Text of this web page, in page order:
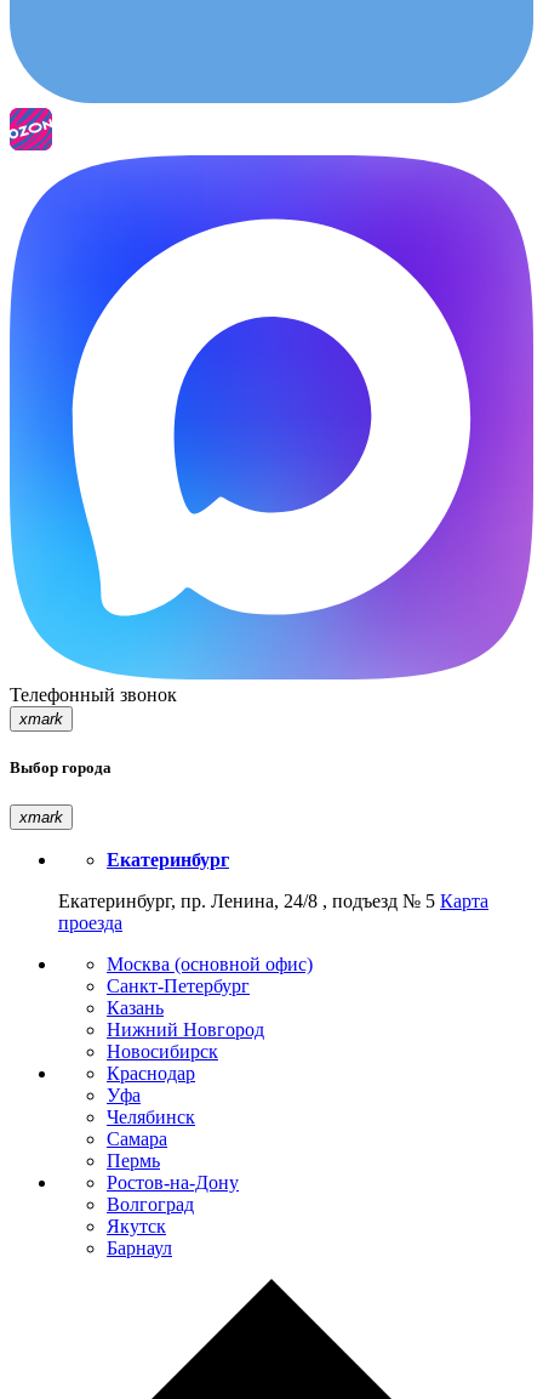
Телефонный звонок
xmark
Выбор города
xmark
Екатеринбург
Екатеринбург, пр. Ленина, 24/8 , подъезд № 5 Карта
проезда
Москва (основной офис)
Санкт-Петербург
Казань
Нижний Новгород
Новосибирск
Краснодар
Уфа
Челябинск
Самара
Пермь
Ростов-на-Дону
Волгоград
Якутск
Барнаул